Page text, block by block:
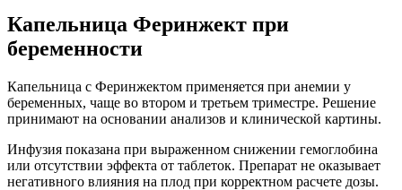
Капельница Феринжект при
беременности
Капельница с Феринжектом применяется при анемии у
беременных, чаще во втором и третьем триместре. Решение
принимают на основании анализов и клинической картины.
Инфузия показана при выраженном снижении гемоглобина
или отсутствии эффекта от таблеток. Препарат не оказывает
негативного влияния на плод при корректном расчете дозы.